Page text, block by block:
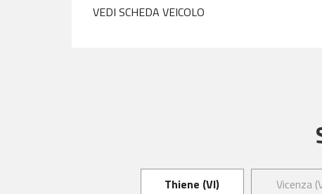
VEDI SCHEDA VEICOLO
Thiene (VI) Vicenza